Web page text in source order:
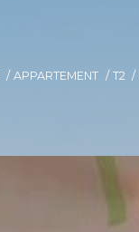
APPARTEMENT T2